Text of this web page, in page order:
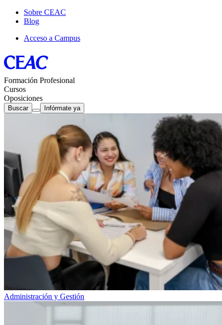
Sobre CEAC
Blog
Acceso a Campus
Formación Profesional
Cursos
Oposiciones
Buscar Infórmate ya
Administración y Gestión